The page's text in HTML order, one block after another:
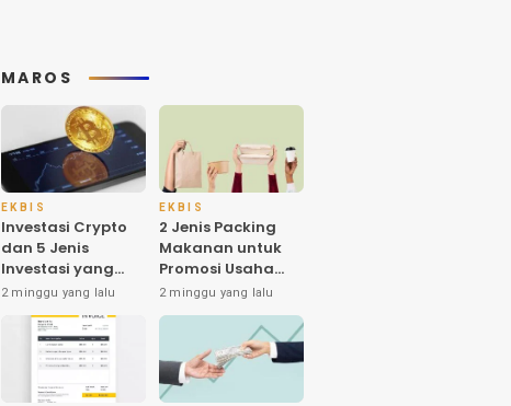
MAROS
EKBIS
Investasi Crypto
dan 5 Jenis
Investasi yang
Banyak Diminati
oleh Investornya
di Indonesia
2 minggu yang lalu
EKBIS
2 Jenis Packing
Makanan untuk
Promosi Usaha
dan Higienitas
Produk
2 minggu yang lalu